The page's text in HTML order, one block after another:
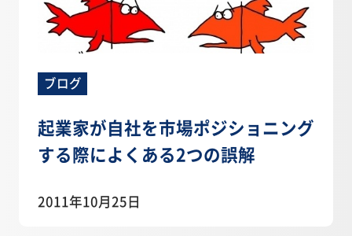
ブログ
起業家が自社を市場ポジショニング
する際によくある2つの誤解
2011年10月25日